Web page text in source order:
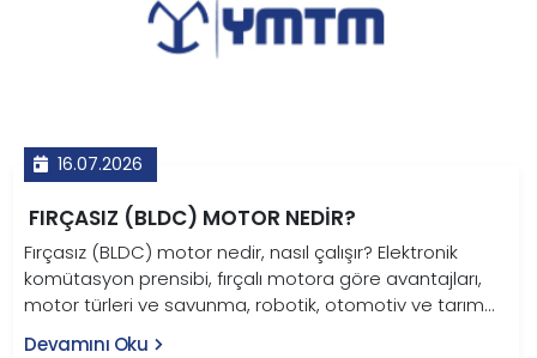
16.07.2026
FIRÇASIZ (BLDC) MOTOR NEDIR?
Fırçasız (BLDC) motor nedir, nasıl çalışır? Elektronik
komütasyon prensibi, fırçalı motora göre avantajları,
motor türleri ve savunma, robotik, otomotiv ve tarım
uygulamaları bu rehberde.
Devamını Oku